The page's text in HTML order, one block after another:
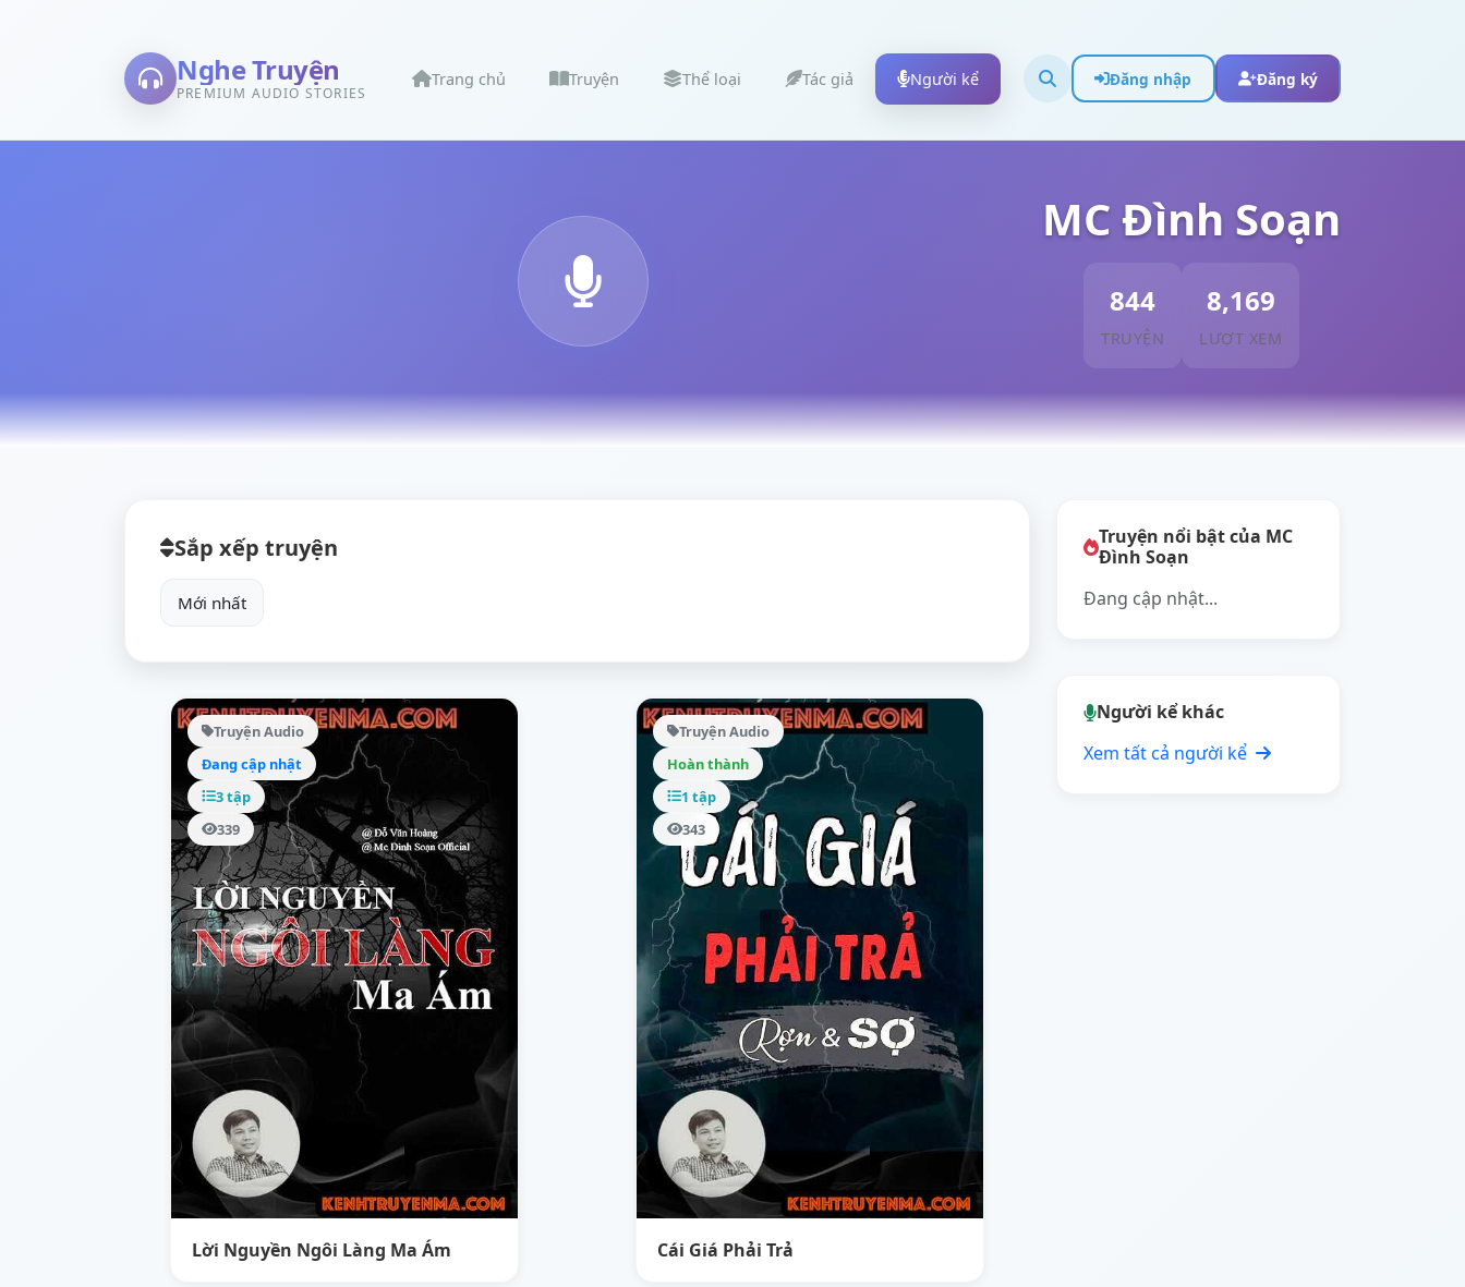
Nghe Truyện
PREMIUM AUDIO STORIES
Trang chủ Truyện Thể loại Tác giả Người kể Đăng nhập Đăng ký
MC Đình Soạn
844
TRUYỆN
8,169
LƯỢT XEM
Sắp xếp truyện
Truyện Audio
Đang cập nhật
3 tập
339
Lời Nguyền Ngôi Làng Ma Ám
Truyện Audio
Hoàn thành
1 tập
343
Cái Giá Phải Trả
Truyện nổi bật của MC
Đình Soạn
Đang cập nhật...
Người kể khác
Xem tất cả người kể